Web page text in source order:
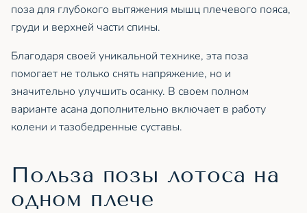
поза для глубокого вытяжения мышц плечевого пояса,
груди и верхней части спины.
Благодаря своей уникальной технике, эта поза
помогает не только снять напряжение, но и
значительно улучшить осанку. В своем полном
варианте асана дополнительно включает в работу
колени и тазобедренные суставы.
Польза позы лотоса на
одном плече